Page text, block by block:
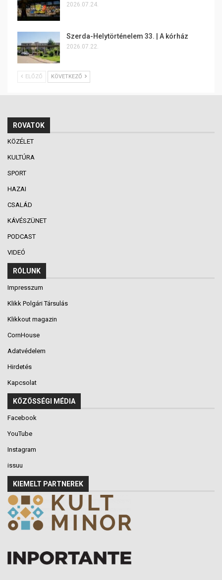
2026.07.24.
Szerda-Helytörténelem 33. | A kórház
2026.07.22.
ELŐZŐ KÖVETKEZŐ
ROVATOK
KÖZÉLET
KULTÚRA
SPORT
HAZAI
CSALÁD
KÁVÉSZÜNET
PODCAST
VIDEÓ
RÓLUNK
Impresszum
Klikk Polgári Társulás
Klikkout magazin
CornHouse
Adatvédelem
Hirdetés
Kapcsolat
KÖZÖSSÉGI MÉDIA
Facebook
YouTube
Instagram
issuu
KIEMELT PARTNEREK